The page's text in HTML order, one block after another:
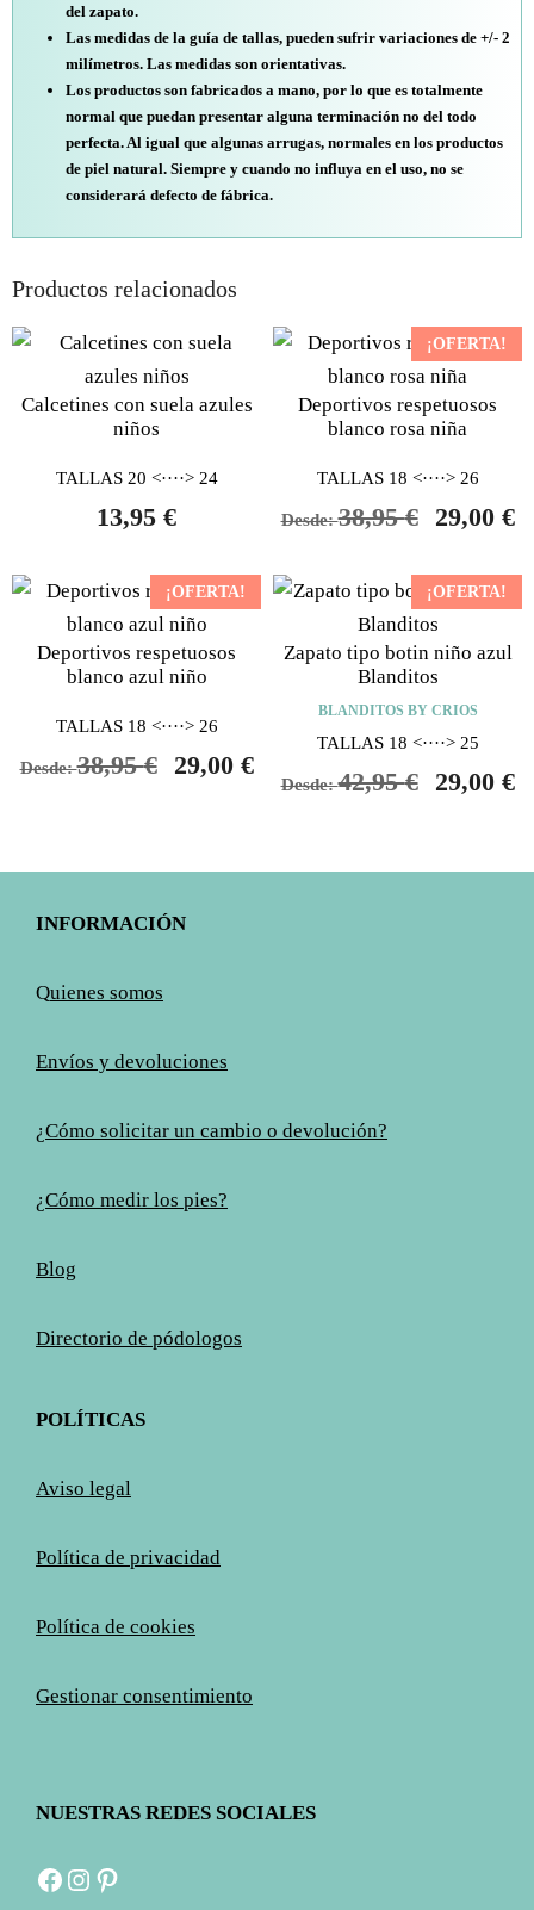
del zapato.
Las medidas de la guía de tallas, pueden sufrir variaciones de +/- 2
milímetros. Las medidas son orientativas.
Los productos son fabricados a mano, por lo que es totalmente
normal que puedan presentar alguna terminación no del todo
perfecta. Al igual que algunas arrugas, normales en los productos
de piel natural. Siempre y cuando no influya en el uso, no se
considerará defecto de fábrica.
Productos relacionados
Calcetines con suela azules
niños
TALLAS 20 <····> 24
13,95 €
¡OFERTA!
Deportivos respetuosos
blanco rosa niña
TALLAS 18 <····> 26
Desde:38,95€ 29,00 €
¡OFERTA!
Deportivos respetuosos
blanco azul niño
TALLAS 18 <····> 26
Desde:38,95€ 29,00 €
¡OFERTA!
Zapato tipo botin niño azul
Blanditos
BLANDITOS BY CRIOS
TALLAS 18 <····> 25
Desde:42,95€ 29,00 €
INFORMACIÓN
Quienes somos
Envíos y devoluciones
¿Cómo solicitar un cambio o devolución?
¿Cómo medir los pies?
Blog
Directorio de pódologos
POLÍTICAS
Aviso legal
Política de privacidad
Política de cookies
Gestionar consentimiento
NUESTRAS REDES SOCIALES
Facebook
Instagram
Pinterest